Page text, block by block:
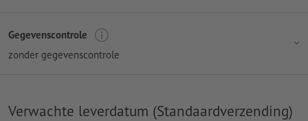
Gegevenscontrole
zonder gegevenscontrole
Verwachte leverdatum (Standaardverzending)